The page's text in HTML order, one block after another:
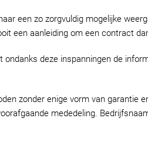
een zo zorgvuldig mogelijke
een aanleiding om een contract
deze inspanningen de
zonder enige vorm van garantie
mededeling.